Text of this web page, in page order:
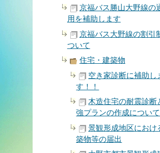
京福バス勝山大野線の
用を補助します
京福バス大野線の割引
ついて
住宅・建築物
空き家診断に補助し
す！！
木造住宅の耐震診断
強プランの作成について
景観形成地区におけ
築物等の届出